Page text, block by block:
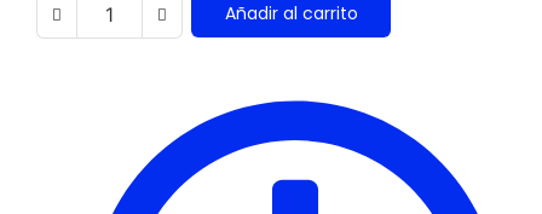
Añadir al carrito